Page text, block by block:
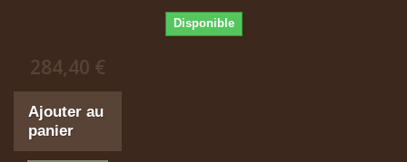
Disponible
284,40 €
Ajouter au
panier